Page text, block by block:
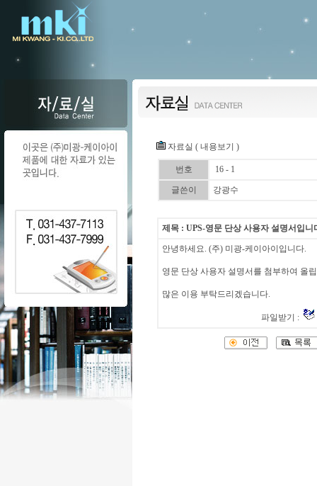
자료실 ( 내용보기 )
번호 16 - 1
글쓴이 강광수
제목 : UPS-영문 단상 사용자 설명서입니
안녕하세요. (주) 미광-케이아이입니다.
영문 단상 사용자 설명서를 첨부하여 올
많은 이용 부탁드리겠습니다.
파일받기 :